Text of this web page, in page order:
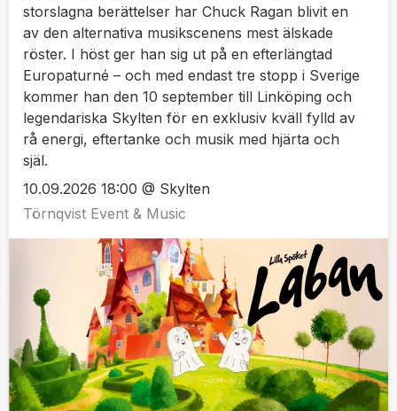
storslagna berättelser har Chuck Ragan blivit en
av den alternativa musikscenens mest älskade
röster. I höst ger han sig ut på en efterlängtad
Europaturné – och med endast tre stopp i Sverige
kommer han den 10 september till Linköping och
legendariska Skylten för en exklusiv kväll fylld av
rå energi, eftertanke och musik med hjärta och
själ.
10.09.2026 18:00 @ Skylten
Törnqvist Event & Music